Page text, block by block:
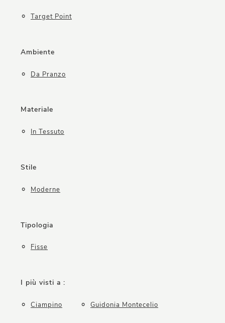
Target Point
Ambiente
Da Pranzo
Materiale
In Tessuto
Stile
Moderne
Tipologia
Fisse
I più visti a :
Ciampino Guidonia Montecelio